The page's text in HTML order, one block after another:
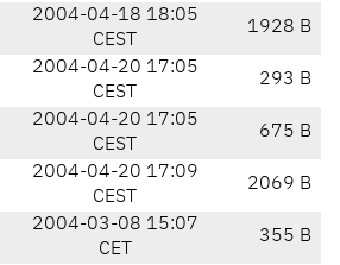
2004-04-18 18:05
CEST
1928 B
2004-04-20 17:05
CEST
293 B
2004-04-20 17:05
CEST
675 B
2004-04-20 17:09
CEST
2069 B
2004-03-08 15:07
CET
355 B